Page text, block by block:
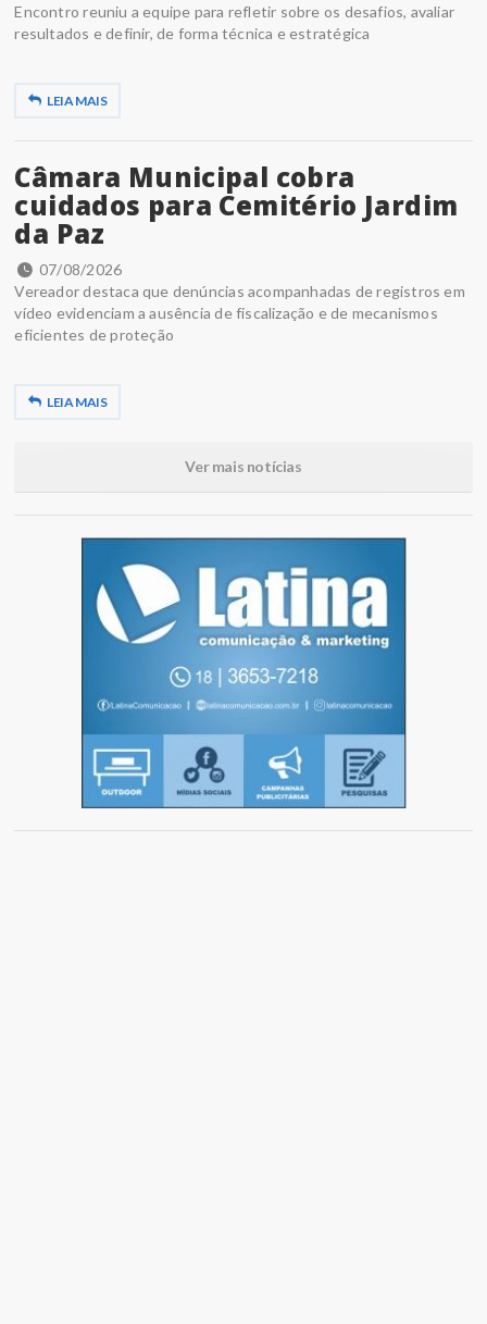
Encontro reuniu a equipe para refletir sobre os desafios, avaliar
resultados e definir, de forma técnica e estratégica
LEIA MAIS
Câmara Municipal cobra
cuidados para Cemitério Jardim
da Paz
07/08/2026
Vereador destaca que denúncias acompanhadas de registros em
vídeo evidenciam a ausência de fiscalização e de mecanismos
eficientes de proteção
LEIA MAIS
Ver mais notícias